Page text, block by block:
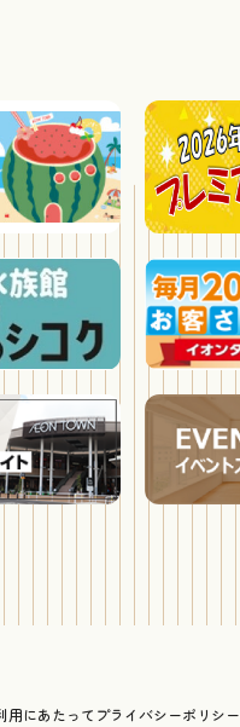
用にあたって プライバシーポリシー